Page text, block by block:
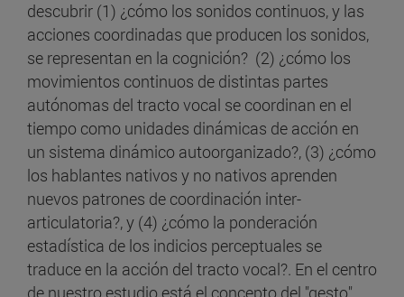
descubrir (1) ¿cómo los sonidos continuos, y las
acciones coordinadas que producen los sonidos,
se representan en la cognición? (2) ¿cómo los
movimientos continuos de distintas partes
autónomas del tracto vocal se coordinan en el
tiempo como unidades dinámicas de acción en
un sistema dinámico autoorganizado?, (3) ¿cómo
los hablantes nativos y no nativos aprenden
nuevos patrones de coordinación inter-
articulatoria?, y (4) ¿cómo la ponderación
estadística de los indicios perceptuales se
traduce en la acción del tracto vocal?. En el centro